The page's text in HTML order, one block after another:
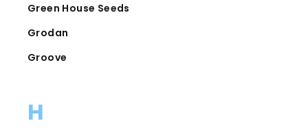
Green House Seeds
Grodan
Groove
H